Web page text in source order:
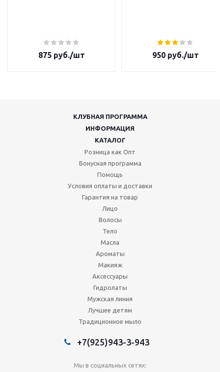
875руб./шт 950руб./шт
КЛУБНАЯ ПРОГРАММА
ИНФОРМАЦИЯ
КАТАЛОГ
Розница как Опт
Бонусная программа
Помощь
Условия оплаты и доставки
Гарантия на товар
Лицо
Волосы
Тело
Масла
Ароматы
Макияж
Аксессуары
Гидролаты
Мужская линия
Лучшее детям
Традиционное мыло
+7(925)943-3-943
Мы в социальных сетях: